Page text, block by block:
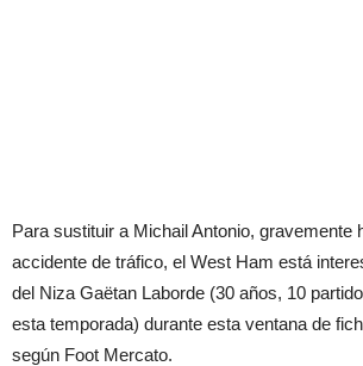
Para sustituir a Michail Antonio, gravemente
accidente de tráfico, el West Ham está
del Niza Gaëtan Laborde (30 años, 10
esta temporada) durante esta ventana de
según Foot Mercato.